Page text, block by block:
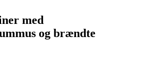
med
og brændte